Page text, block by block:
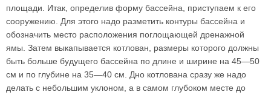
площади. Итак, определив форму бассейна, приступаем к его
сооружению. Для этого надо разметить контуры бассейна и
обозначить место расположения поглощающей дренажной
ямы. Затем выкапывается котлован, размеры которого должны
быть больше будущего бассейна по длине и ширине на 45—50
см и по глубине на 35—40 см. Дно котлована сразу же надо
делать с небольшим уклоном, а в самом глубоком месте до